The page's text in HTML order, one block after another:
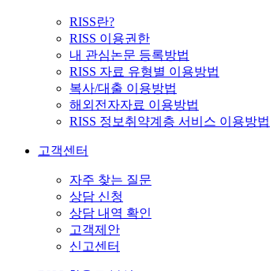
RISS란?
RISS 이용권한
내 관심논문 등록방법
RISS 자료 유형별 이용방법
복사/대출 이용방법
해외전자자료 이용방법
RISS 정보취약계층 서비스 이용방법
고객센터
자주 찾는 질문
상담 신청
상담 내역 확인
고객제안
신고센터